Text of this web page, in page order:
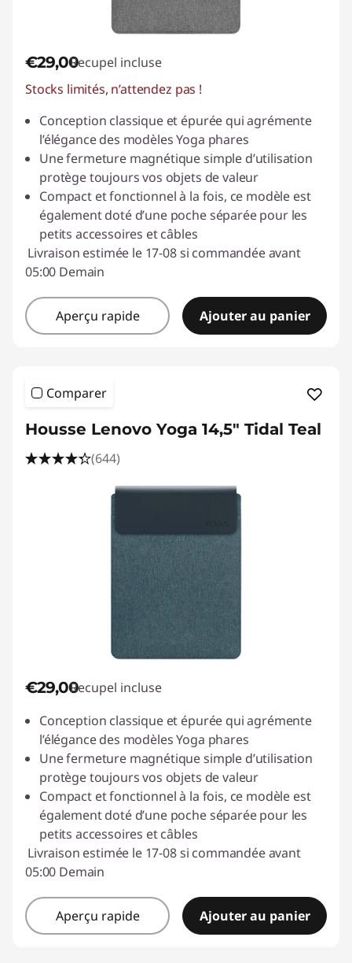
€29,00Recupel incluse
Stocks limités, n’attendez pas !
Conception classique et épurée qui agrémente
l’élégance des modèles Yoga phares
Une fermeture magnétique simple d’utilisation
protège toujours vos objets de valeur
Compact et fonctionnel à la fois, ce modèle est
également doté d’une poche séparée pour les
petits accessoires et câbles
Livraison estimée le 17-08 si commandée avant
05:00 Demain
Aperçu rapide Ajouter au panier
Comparer
Housse Lenovo Yoga 14,5" Tidal Teal
(644)
€29,00Recupel incluse
Conception classique et épurée qui agrémente
l’élégance des modèles Yoga phares
Une fermeture magnétique simple d’utilisation
protège toujours vos objets de valeur
Compact et fonctionnel à la fois, ce modèle est
également doté d’une poche séparée pour les
petits accessoires et câbles
Livraison estimée le 17-08 si commandée avant
05:00 Demain
Aperçu rapide Ajouter au panier